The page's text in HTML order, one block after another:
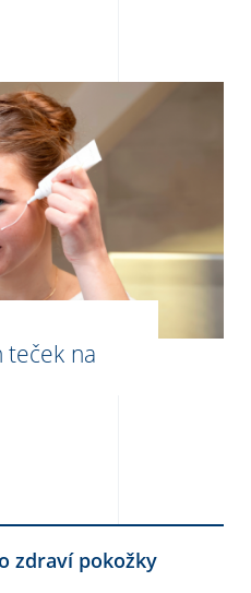
teček na
zdraví pokožky